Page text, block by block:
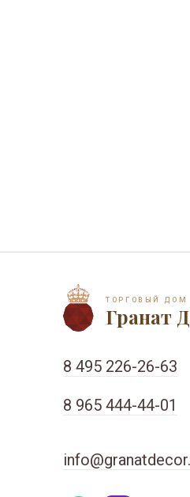
ТОРГОВЫЙ ДОМ
Гранат
8 495 226-26-63
8 965 444-44-01